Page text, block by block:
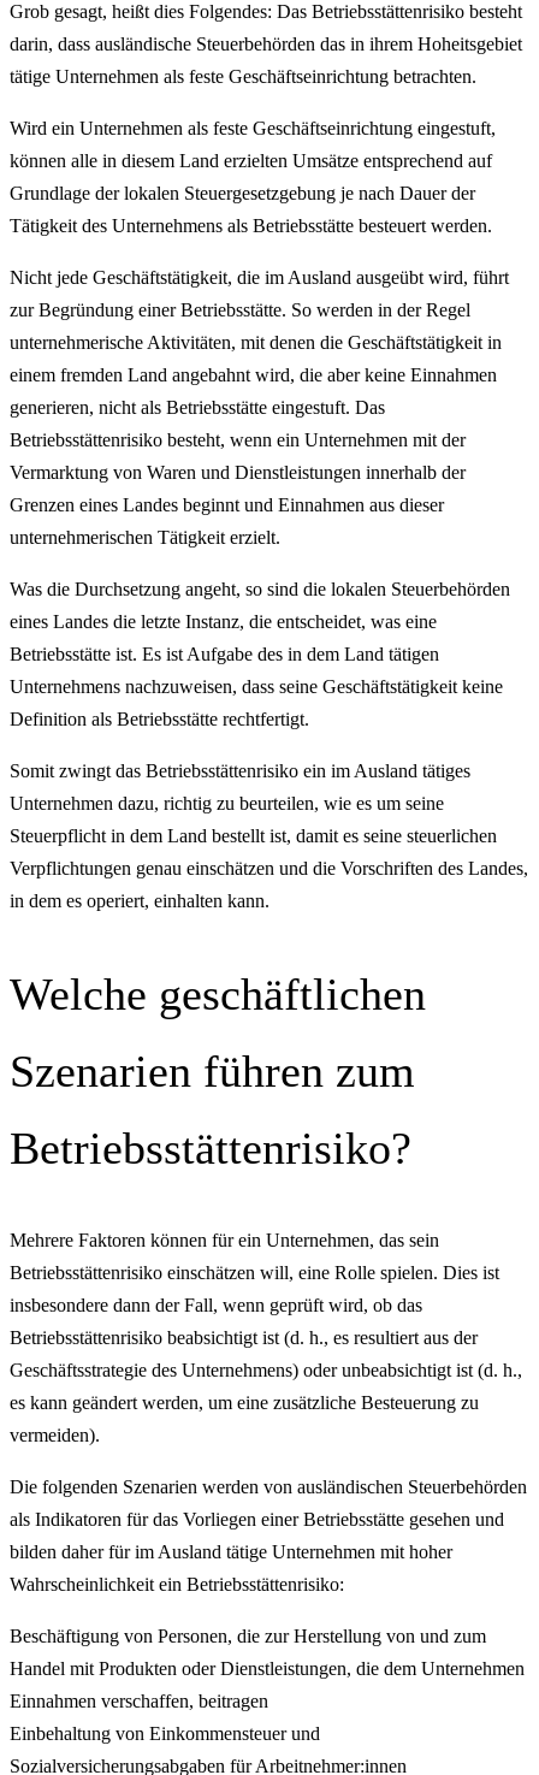
Grob gesagt, heißt dies Folgendes: Das Betriebsstättenrisiko besteht
darin, dass ausländische Steuerbehörden das in ihrem Hoheitsgebiet
tätige Unternehmen als feste Geschäftseinrichtung betrachten.
Wird ein Unternehmen als feste Geschäftseinrichtung eingestuft,
können alle in diesem Land erzielten Umsätze entsprechend auf
Grundlage der lokalen Steuergesetzgebung je nach Dauer der
Tätigkeit des Unternehmens als Betriebsstätte besteuert werden.
Nicht jede Geschäftstätigkeit, die im Ausland ausgeübt wird, führt
zur Begründung einer Betriebsstätte. So werden in der Regel
unternehmerische Aktivitäten, mit denen die Geschäftstätigkeit in
einem fremden Land angebahnt wird, die aber keine Einnahmen
generieren, nicht als Betriebsstätte eingestuft. Das
Betriebsstättenrisiko besteht, wenn ein Unternehmen mit der
Vermarktung von Waren und Dienstleistungen innerhalb der
Grenzen eines Landes beginnt und Einnahmen aus dieser
unternehmerischen Tätigkeit erzielt.
Was die Durchsetzung angeht, so sind die lokalen Steuerbehörden
eines Landes die letzte Instanz, die entscheidet, was eine
Betriebsstätte ist. Es ist Aufgabe des in dem Land tätigen
Unternehmens nachzuweisen, dass seine Geschäftstätigkeit keine
Definition als Betriebsstätte rechtfertigt.
Somit zwingt das Betriebsstättenrisiko ein im Ausland tätiges
Unternehmen dazu, richtig zu beurteilen, wie es um seine
Steuerpflicht in dem Land bestellt ist, damit es seine steuerlichen
Verpflichtungen genau einschätzen und die Vorschriften des Landes,
in dem es operiert, einhalten kann.
Welche geschäftlichen
Szenarien führen zum
Betriebsstättenrisiko?
Mehrere Faktoren können für ein Unternehmen, das sein
Betriebsstättenrisiko einschätzen will, eine Rolle spielen. Dies ist
insbesondere dann der Fall, wenn geprüft wird, ob das
Betriebsstättenrisiko beabsichtigt ist (d. h., es resultiert aus der
Geschäftsstrategie des Unternehmens) oder unbeabsichtigt ist (d. h.,
es kann geändert werden, um eine zusätzliche Besteuerung zu
vermeiden).
Die folgenden Szenarien werden von ausländischen Steuerbehörden
als Indikatoren für das Vorliegen einer Betriebsstätte gesehen und
bilden daher für im Ausland tätige Unternehmen mit hoher
Wahrscheinlichkeit ein Betriebsstättenrisiko:
Beschäftigung von Personen, die zur Herstellung von und zum
Handel mit Produkten oder Dienstleistungen, die dem Unternehmen
Einnahmen verschaffen, beitragen
Einbehaltung von Einkommensteuer und
Sozialversicherungsabgaben für Arbeitnehmer:innen